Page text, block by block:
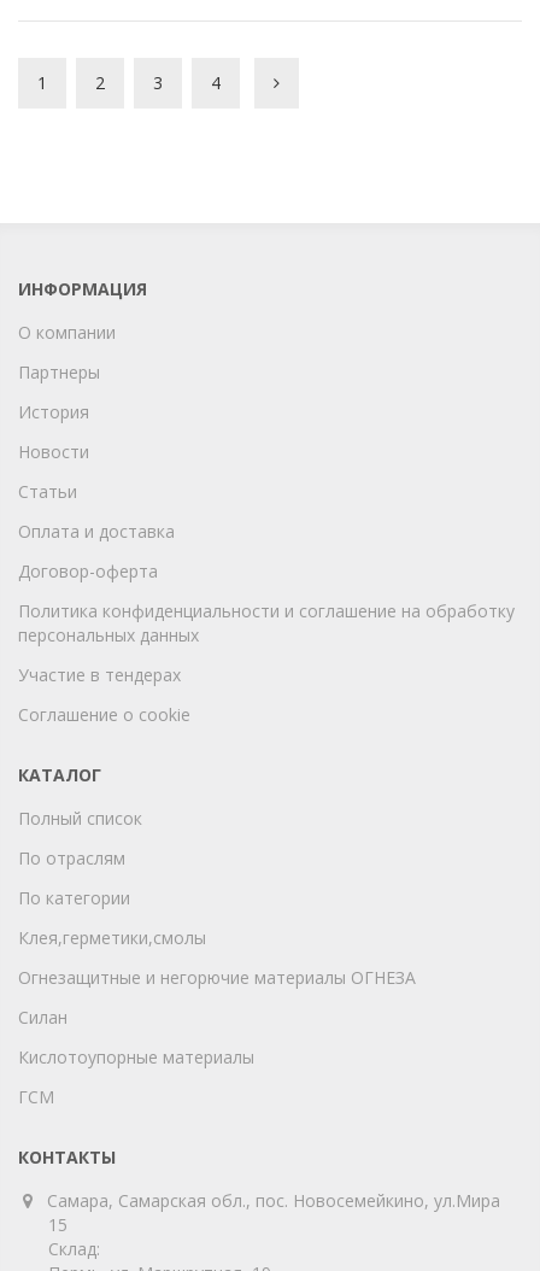
1 2 3 4
ИНФОРМАЦИЯ
О компании
Партнеры
История
Новости
Статьи
Оплата и доставка
Договор-оферта
Политика конфиденциальности и соглашение на обработку
персональных данных
Участие в тендерах
Соглашение о cookie
КАТАЛОГ
Полный список
По отраслям
По категории
Клея,герметики,смолы
Огнезащитные и негорючие материалы ОГНЕЗА
Силан
Кислотоупорные материалы
ГСМ
КОНТАКТЫ
Самара, Самарская обл., пос. Новосемейкино, ул.Мира
15
Склад: